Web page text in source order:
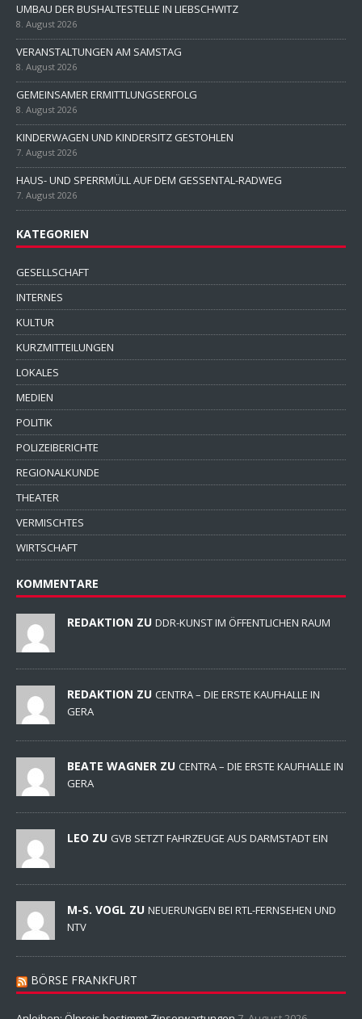
UMBAU DER BUSHALTESTELLE IN LIEBSCHWITZ
8. August 2026
VERANSTALTUNGEN AM SAMSTAG
8. August 2026
GEMEINSAMER ERMITTLUNGSERFOLG
8. August 2026
KINDERWAGEN UND KINDERSITZ GESTOHLEN
7. August 2026
HAUS- UND SPERRMÜLL AUF DEM GESSENTAL-RADWEG
7. August 2026
KATEGORIEN
GESELLSCHAFT
INTERNES
KULTUR
KURZMITTEILUNGEN
LOKALES
MEDIEN
POLITIK
POLIZEIBERICHTE
REGIONALKUNDE
THEATER
VERMISCHTES
WIRTSCHAFT
KOMMENTARE
REDAKTION ZU DDR-KUNST IM ÖFFENTLICHEN RAUM
REDAKTION ZU CENTRA – DIE ERSTE KAUFHALLE IN
GERA
BEATE WAGNER ZU CENTRA – DIE ERSTE KAUFHALLE IN
GERA
LEO ZU GVB SETZT FAHRZEUGE AUS DARMSTADT EIN
M-S. VOGL ZU NEUERUNGEN BEI RTL-FERNSEHEN UND
NTV
BÖRSE FRANKFURT